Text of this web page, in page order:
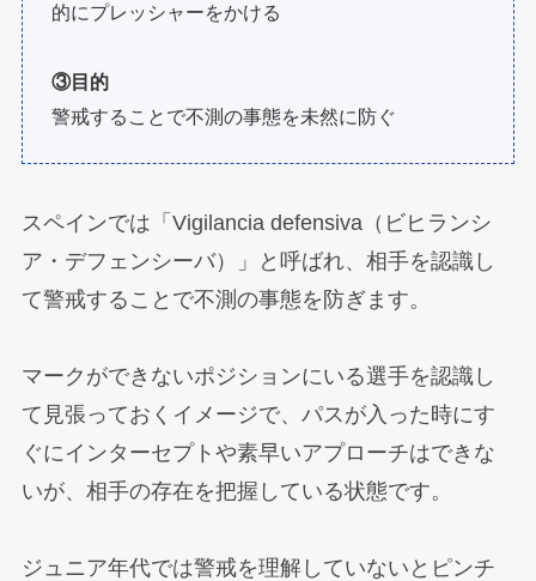
的にプレッシャーをかける
③目的
警戒することで不測の事態を未然に防ぐ
スペインでは「Vigilancia defensiva（ビヒランシ
ア・デフェンシーバ）」と呼ばれ、相手を認識し
て警戒することで不測の事態を防ぎます。
マークができないポジションにいる選手を認識し
て見張っておくイメージで、パスが入った時にす
ぐにインターセプトや素早いアプローチはできな
いが、相手の存在を把握している状態です。
ジュニア年代では警戒を理解していないとピンチ